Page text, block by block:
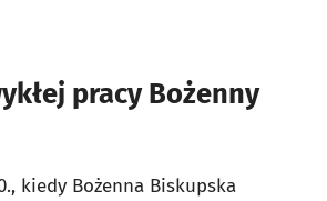
pracy Bożenny
kiedy Bożenna Biskupska